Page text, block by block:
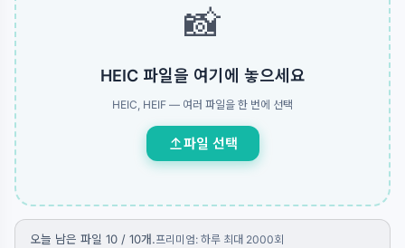
📸
HEIC 파일을 여기에 놓으세요
HEIC, HEIF — 여러 파일을 한 번에 선택
파일 선택
오늘 남은 파일 10 / 10개.프리미엄: 하루 최대 2000회